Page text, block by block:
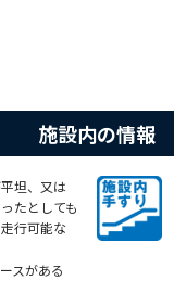
施設内の情報
坦、又は
たとしても
行可能な
スがある